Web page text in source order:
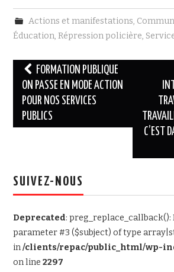
e
b
o
o
t
t
e
r
Actions et manifestations,
Éducation,Répression policière,
Navigation
des
articles
FORMATION PUBLIQUE
ON PASSE EN MODE ACTION
POUR NOS SERVICES
PUBLICS
C’EST
SUIVEZ-NOUS
Deprecated: preg_replace_callback():
parameter #3 ($subject) of type
in/clients/repac/public_html/wp-
on line2297